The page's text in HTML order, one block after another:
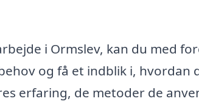
i Ormslev, kan du med
og få et indblik i, hvordan
erfaring, de metoder de